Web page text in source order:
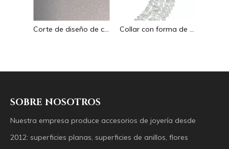
Corte de diseño de cabujón redondo de nácar Natural para hacer incrustaciones de joyería, diseño de nieve redondo en relieve, concha negra Collar con forma de gota de nácar Natural, gota redonda, pequeños frijoles, concha blanca para mujer, fabricación de pulseras, joyería de moda
SOBRE NOSOTROS
Nuestra empresa produce accesorios de joyería desde
2012: superficies planas, superficies de anillos, flores